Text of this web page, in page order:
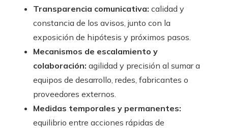
Transparencia comunicativa: calidad y
constancia de los avisos, junto con la
exposición de hipótesis y próximos pasos.
Mecanismos de escalamiento y
colaboración: agilidad y precisión al sumar a
equipos de desarrollo, redes, fabricantes o
proveedores externos.
Medidas temporales y permanentes:
equilibrio entre acciones rápidas de